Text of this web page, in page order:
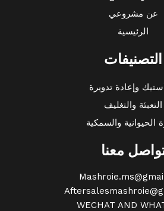
معنا
WECHAT AND
التصنيفات
وإعادة تدويرة
التعبئة والتغليف
الحيوانية والسمكية
عن مشروعي
الرئيسية